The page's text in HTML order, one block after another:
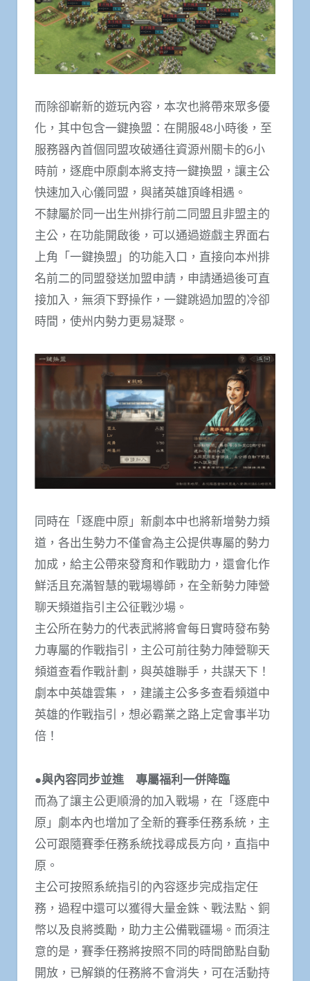
而除卻嶄新的遊玩內容，本次也將帶來眾多優
化，其中包含一鍵換盟：在開服48小時後，至
服務器內首個同盟攻破通往資源州關卡的6小
時前，逐鹿中原劇本將支持一鍵換盟，讓主公
快速加入心儀同盟，與諸英雄頂峰相遇。
不隸屬於同一出生州排行前二同盟且非盟主的
主公，在功能開啟後，可以通過遊戲主界面右
上角「一鍵換盟」的功能入口，直接向本州排
名前二的同盟發送加盟申請，申請通過後可直
接加入，無須下野操作，一鍵跳過加盟的冷卻
時間，使州内勢力更易凝聚。
同時在「逐鹿中原」新劇本中也將新增勢力頻
道，各出生勢力不僅會為主公提供專屬的勢力
加成，給主公帶來發育和作戰助力，還會化作
鮮活且充滿智慧的戰場導師，在全新勢力陣營
聊天頻道指引主公征戰沙場。
主公所在勢力的代表武將將會每日實時發布勢
力專屬的作戰指引，主公可前往勢力陣營聊天
頻道查看作戰計劃，與英雄聯手，共謀天下！
劇本中英雄雲集，，建議主公多多查看頻道中
英雄的作戰指引，想必霸業之路上定會事半功
倍！
●與內容同步並進 專屬福利一併降臨
而為了讓主公更順滑的加入戰場，在「逐鹿中
原」劇本內也增加了全新的賽季任務系統，主
公可跟隨賽季任務系統找尋成長方向，直指中
原。
主公可按照系統指引的內容逐步完成指定任
務，過程中還可以獲得大量金銖、戰法點、銅
幣以及良將獎勵，助力主公備戰疆場。而須注
意的是，賽季任務將按照不同的時間節點自動
開放，已解鎖的任務將不會消失，可在活動持